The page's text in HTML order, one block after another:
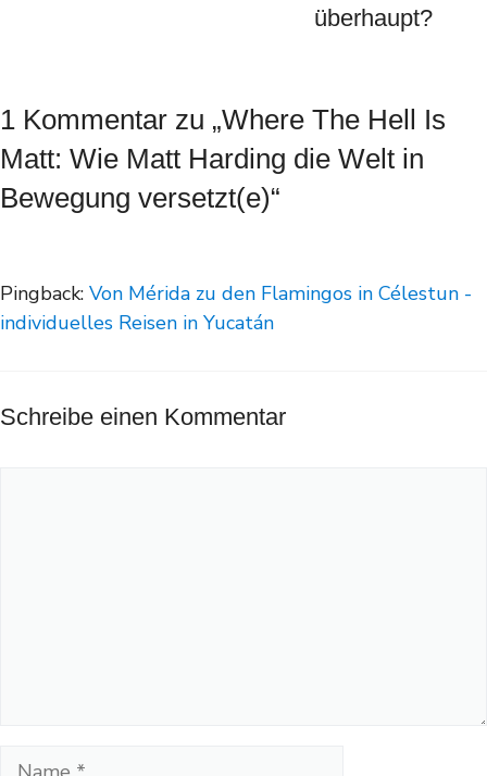
überhaupt?
1 Kommentar zu „Where The Hell Is
Matt: Wie Matt Harding die Welt in
Bewegung versetzt(e)“
Pingback: Von Mérida zu den Flamingos in Célestun -
individuelles Reisen in Yucatán
Schreibe einen Kommentar
Name